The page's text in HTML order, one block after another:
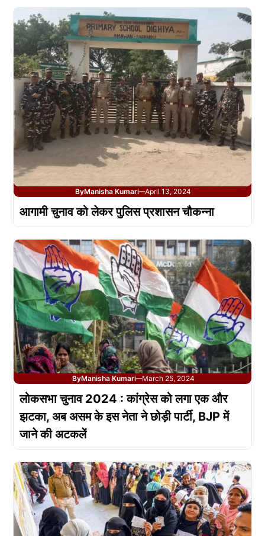
ByManisha Kumari—April 13, 2024
आगामी चुनाव को लेकर पुलिस प्रशासन चौकन्ना
ByManisha Kumari—March 25, 2024
लोकसभा चुनाव 2024 : कांग्रेस को लगा एक और
झटका, अब असम के इस नेता ने छोड़ी पार्टी, BJP में
जाने की अटकलें